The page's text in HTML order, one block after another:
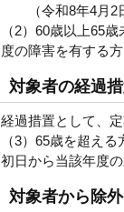
（令和8年4月2日
（2）60歳以上65
度の障害を有する方
対象者の経過
経過措置として、
（3）65歳を超え
初日から当該年度
対象者から除